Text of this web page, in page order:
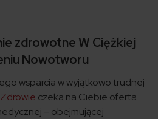
zdrowotne W Ciężkiej
Nowotworu
wsparcia w wyjątkowo trudnej
czeka na Ciebie oferta
– obejmującej